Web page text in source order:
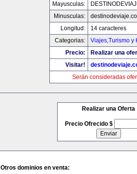
Mayusculas:
Minusculas:
Longitud:
14 caracteres
Categorias:
Viajes,Turismo y
Precio:
Realizar una
Visitar!
Serán consideradas
Realizar una Oferta
Precio Ofrecido $
Otros dominios en venta: